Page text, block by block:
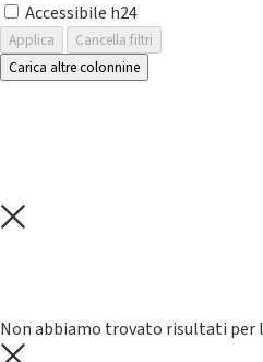
Accessibile h24
Applica
Cancella filtri
Carica altre colonnine
Non abbiamo trovato risultati per